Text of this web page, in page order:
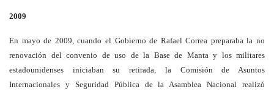
2009
En mayo de 2009, cuando el Gobierno de Rafael Correa preparaba la no
renovación del convenio de uso de la Base de Manta y los militares
estadounidenses iniciaban su retirada, la Comisión de Asuntos
Internacionales y Seguridad Pública de la Asamblea Nacional realizó